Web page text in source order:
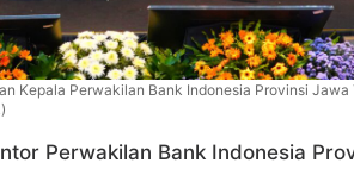
Kepala Perwakilan Bank Indonesia Provinsi Jawa
Perwakilan Bank Indonesia